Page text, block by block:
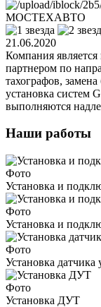
МОСТЕХАВТО
21.06.2020
Компания
партнером по
тахографов,
установка систем
выполняются
Наши работы
Фото
Установка и
Фото
Установка и
Фото
Установка датчика
Фото
Установка ДУТ